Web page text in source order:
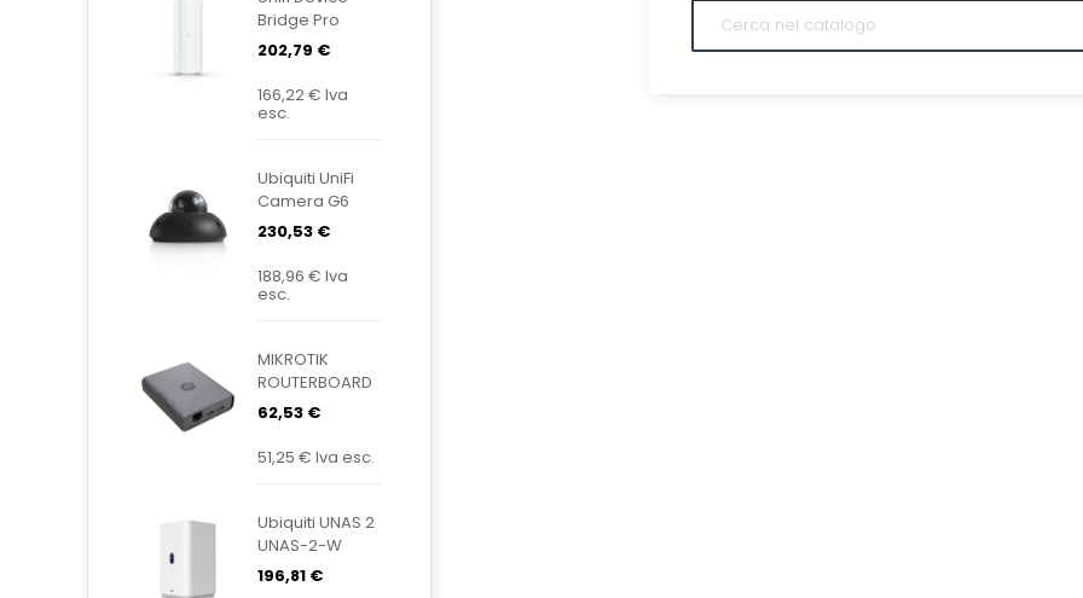
Bridge Pro
Sector UDB-
202,79 €
166,22 € Iva
esc.
Ubiquiti UniFi
Camera G6
Dome Black
Dome-B
230,53 €
188,96 € Iva
esc.
MIKROTIK
ROUTERBOARD
KNOT
LTE4 EC25-
62,53 €
51,25 € Iva esc.
Ubiquiti UNAS 2
UNAS-2-W
196,81 €